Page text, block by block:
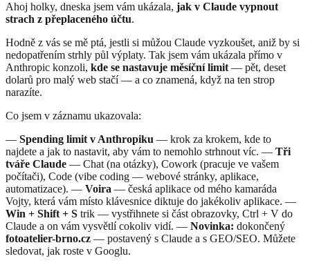
Ahoj holky, dneska jsem vám ukázala, jak v Claude vypnout
strach z přeplaceného účtu.
Hodně z vás se mě ptá, jestli si můžou Claude vyzkoušet, aniž by si
nedopatřením strhly půl výplaty. Tak jsem vám ukázala přímo v
Anthropic konzoli, kde se nastavuje měsíční limit — pět, deset
dolarů pro malý web stačí — a co znamená, když na ten strop
narazíte.
Co jsem v záznamu ukazovala:
— Spending limit v Anthropiku — krok za krokem, kde to
najdete a jak to nastavit, aby vám to nemohlo strhnout víc. — Tři
tváře Claude — Chat (na otázky), Cowork (pracuje ve vašem
počítači), Code (vibe coding — webové stránky, aplikace,
automatizace). — Voira — česká aplikace od mého kamaráda
Vojty, která vám místo klávesnice diktuje do jakékoliv aplikace. —
Win + Shift + S trik — vystřihnete si část obrazovky, Ctrl + V do
Claude a on vám vysvětlí cokoliv vidí. — Novinka: dokončený
fotoatelier-brno.cz — postavený s Claude a s GEO/SEO. Můžete
sledovat, jak roste v Googlu.